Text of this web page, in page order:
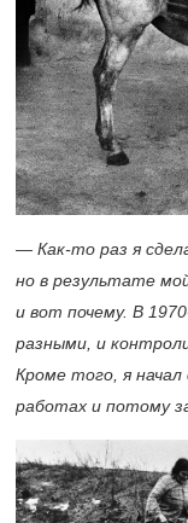
— Как-то раз я
но в результате
и вот почему. В
разными, и
Кроме того, я начал
работах и потому